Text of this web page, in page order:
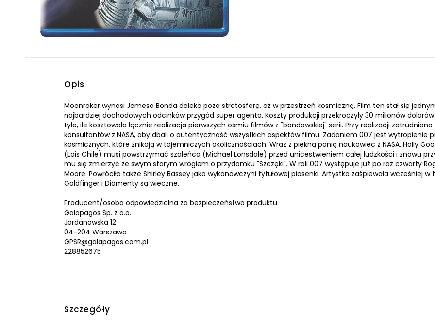
Opis
Moonraker wynosi Jamesa Bonda daleko poza stratosferę, aż w przestrzeń kosmiczną. Film ten stał się
najbardziej dochodowych odcinków przygód super agenta. Koszty produkcji przekroczyły 30 milionów
tyle, ile kosztowała łącznie realizacja pierwszych ośmiu filmów z "bondowskiej" serii. Przy realizacji
konsultantów z NASA, aby dbali o autentyczność wszystkich aspektów filmu. Zadaniem 007 jest wytropienie
kosmicznych, które znikają w tajemniczych okolicznościach. Wraz z piękną panią naukowiec z NASA, Holly
(Lois Chile) musi powstrzymać szaleńca (Michael Lonsdale) przed unicestwieniem całej ludzkości i znowu
mu się zmierzyć ze swym starym wrogiem o przydomku "Szczęki". W roli 007 występuje już po raz czwarty
Moore. Powróciła także Shirley Bassey jako wykonawczyni tytułowej piosenki. Artystka zaśpiewała wcześniej
Goldfinger i Diamenty są wieczne.
Producent/osoba odpowiedzialna za bezpieczeństwo produktu
Galapagos Sp. z o.o.
Jordanowska 12
04-204 Warszawa
GPSR@galapagos.com.pl
228852675
Szczegóły